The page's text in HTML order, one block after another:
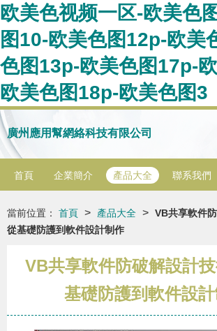
欧美色视频一区-欧美色
图10-欧美色图12p-欧美
色图13p-欧美色图17p-
欧美色图18p-欧美色图3
廣州應用幫網絡科技有限公司
首頁 企業簡介 產品大全 聯系我們
當前位置： 首頁 > 產品大全 > VB共享軟件
從基礎防護到軟件設計制作
VB共享軟件防破解設計
基礎防護到軟件設